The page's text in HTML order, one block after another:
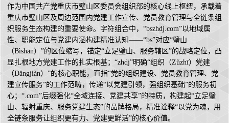
作为中国共产党重庆市璧山区委员会组织部的核心线上枢纽，承载着
重庆市璧山区及周边范围内党建工作宣传、党员教育管理与全链条组
织服务生态构建的重要使命。字符组合中，“bszhdj.com”以地域属
性、职能定位与党建内涵构建精准认知——“bs”对应“璧山
（Bìshān）”的区位缩写，锚定“立足璧山、服务辖区”的战略定位，凸
显扎根地方党建工作的扎实根基；“zhdj”明确“组织（Zǔzhī）党建
（Dǎngjiàn）”的核心职能，直指“党的组织建设、党员教育管理、党
建宣传服务”的工作范畴，传递“以党建引领，强组织基础”的服务初
心；“.com”后缀强化“全域连接、党建共享”的特质，构建起“立足璧
山、辐射重庆、服务党建生态”的品牌格局，精准诠释“以党为魂，用
全链条服务让组织更有力、党建更鲜活”的核心价值。